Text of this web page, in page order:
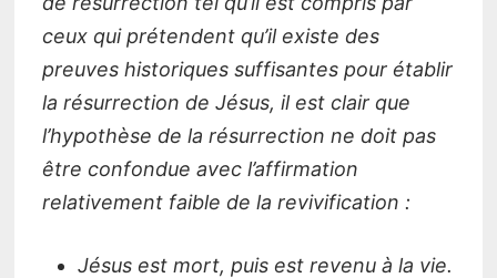
ceux qui prétendent qu’il existe des
preuves historiques suffisantes pour établir
la résurrection de Jésus, il est clair que
l’hypothèse de la résurrection ne doit pas
être confondue avec l’affirmation
relativement faible de la revivification :
Jésus est mort, puis est revenu à la vie.